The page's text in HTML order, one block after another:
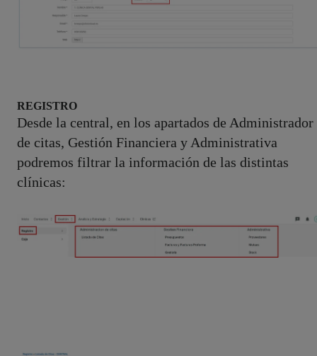
REGISTRO
Desde la central, en los apartados de Administrador
de citas, Gestión Financiera y Administrativa
podremos filtrar la información de las distintas
clínicas: